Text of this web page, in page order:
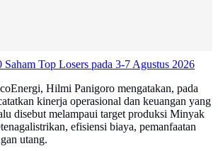
Saham Top Losers pada 3-7 Agustus 2026
Hilmi Panigoro mengatakan, pada
kinerja operasional dan keuangan yang
disebut melampaui target produksi Minyak
efisiensi biaya, pemanfaatan
utang.